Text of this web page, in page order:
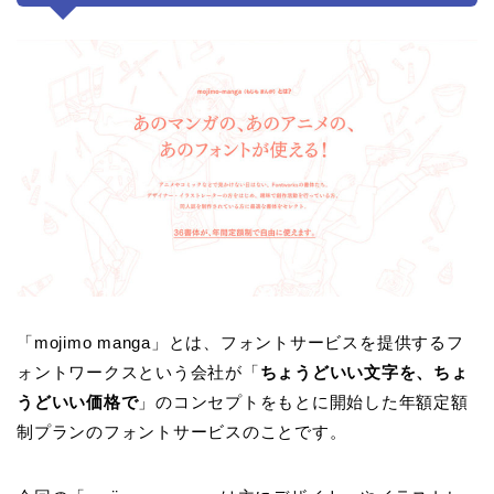
「mojimo manga」とは、フォントサービスを提供するフ
ォントワークスという会社が「ちょうどいい文字を、ちょ
うどいい価格で」のコンセプトをもとに開始した年額定額
制プランのフォントサービスのことです。